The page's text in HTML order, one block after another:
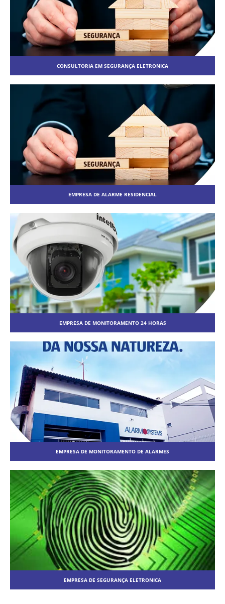
CONSULTORIA EM SEGURANÇA ELETRONICA
EMPRESA DE ALARME RESIDENCIAL
EMPRESA DE MONITORAMENTO 24 HORAS
EMPRESA DE MONITORAMENTO DE ALARMES
EMPRESA DE SEGURANÇA ELETRONICA